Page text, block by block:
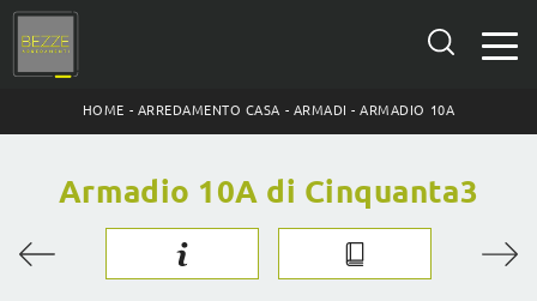
HOME - ARREDAMENTO CASA - ARMADI -ARMADIO 10A
Armadio 10A di Cinquanta3